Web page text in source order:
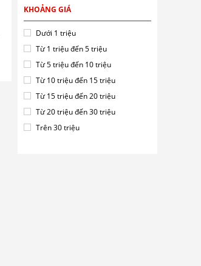
KHOẢNG GIÁ
Dưới 1 triệu
Từ 1 triệu đến 5 triệu
Từ 5 triệu đến 10 triệu
Từ 10 triệu đến 15 triệu
Từ 15 triệu đến 20 triệu
Từ 20 triệu đến 30 triệu
Trên 30 triệu